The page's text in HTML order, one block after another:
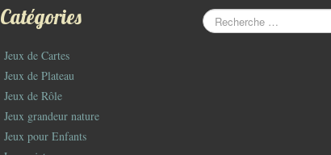
Catégories
Jeux de Cartes
Jeux de Plateau
Jeux de Rôle
Jeux grandeur nature
Jeux pour Enfants